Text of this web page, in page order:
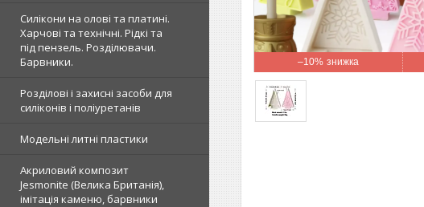
Силікони на олові та платині.
Харчові та технічні. Рідкі та
під пензель. Розділювачи.
Барвники.
Розділові і захисні засоби для
силіконів і поліуретанів
Модельні литні пластики
Акриловий композит
Jesmonite (Велика Британія),
імітація каменю, барвники
–10%